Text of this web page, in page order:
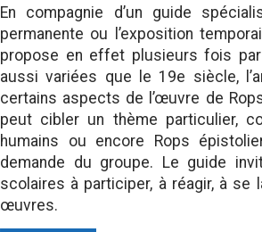
En compagnie d’un guide
permanente ou l’exposition
propose en effet plusieurs fois
aussi variées que le 19e siècle,
certains aspects de l’œuvre de
peut cibler un thème particulier,
humains ou encore Rops
demande du groupe. Le guide
scolaires à participer, à réagir, à
œuvres.